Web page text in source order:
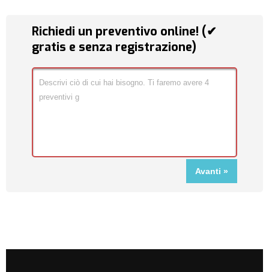
Richiedi un preventivo online! (✔
gratis e senza registrazione)